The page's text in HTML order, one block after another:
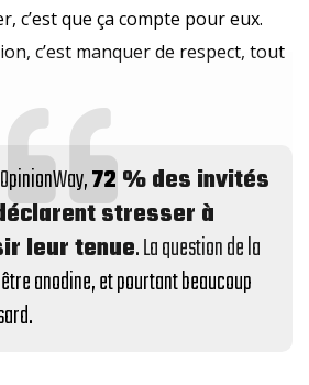
c’est que ça compte pour eux.
c’est manquer de respect, tout
72 % des invités
stresser à
leur tenue. La question de la
anodine, et pourtant beaucoup